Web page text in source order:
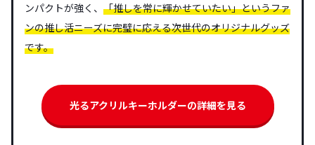
ンパクトが強く、 「推しを常に輝かせていたい」というファ
ンの推し活ニーズに完璧に応える次世代のオリジナルグッズ
です。
光るアクリルキーホルダーの詳細を見る